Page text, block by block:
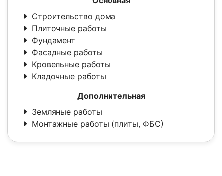
Строительство дома
Плиточные работы
Фундамент
Фасадные работы
Кровельные работы
Кладочные работы
Дополнительная
Земляные работы
Монтажные работы (плиты, ФБС)